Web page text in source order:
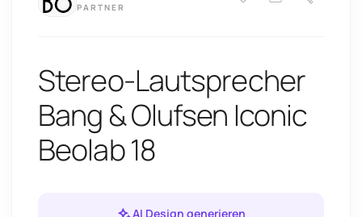
PARTNER
Stereo-Lautsprecher
Bang & Olufsen Iconic
Beolab 18
AI Design generieren